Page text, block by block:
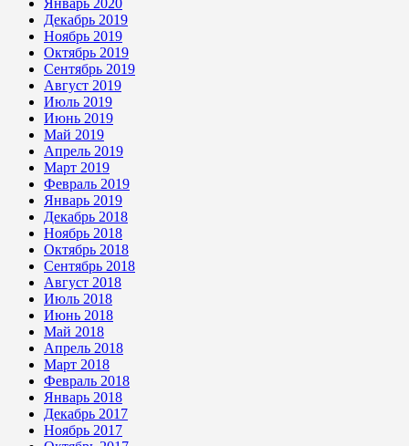
Декабрь 2019
Ноябрь 2019
Октябрь 2019
Сентябрь 2019
Август 2019
Июль 2019
Июнь 2019
Май 2019
Апрель 2019
Март 2019
Февраль 2019
Январь 2019
Декабрь 2018
Ноябрь 2018
Октябрь 2018
Сентябрь 2018
Август 2018
Июль 2018
Июнь 2018
Май 2018
Апрель 2018
Март 2018
Февраль 2018
Январь 2018
Декабрь 2017
Ноябрь 2017